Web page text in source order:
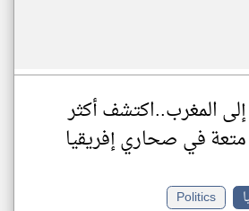
المغرب..اكتشف أكثر
في صحاري إفريقيا
Politics